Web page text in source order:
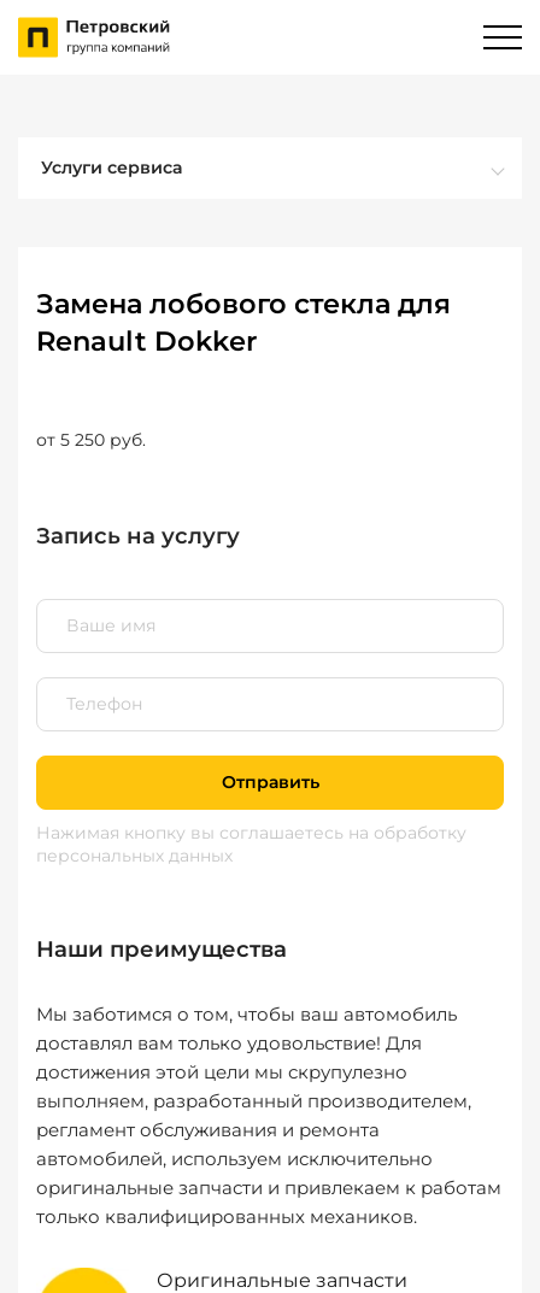
Услуги сервиса
Замена лобового стекла для
Renault Dokker
от 5 250 руб.
Запись на услугу
Отправить
Нажимая кнопку вы соглашаетесь на обработку
персональных данных
Наши преимущества
Мы заботимся о том, чтобы ваш автомобиль
доставлял вам только удовольствие! Для
достижения этой цели мы скрупулезно
выполняем, разработанный производителем,
регламент обслуживания и ремонта
автомобилей, используем исключительно
оригинальные запчасти и привлекаем к работам
только квалифицированных механиков.
Оригинальные запчасти